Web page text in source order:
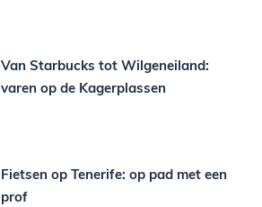
Van Starbucks tot Wilgeneiland:
varen op de Kagerplassen
Fietsen op Tenerife: op pad met een
prof